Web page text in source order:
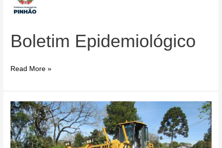
Boletim Epidemiológico
Boletim
Read More »